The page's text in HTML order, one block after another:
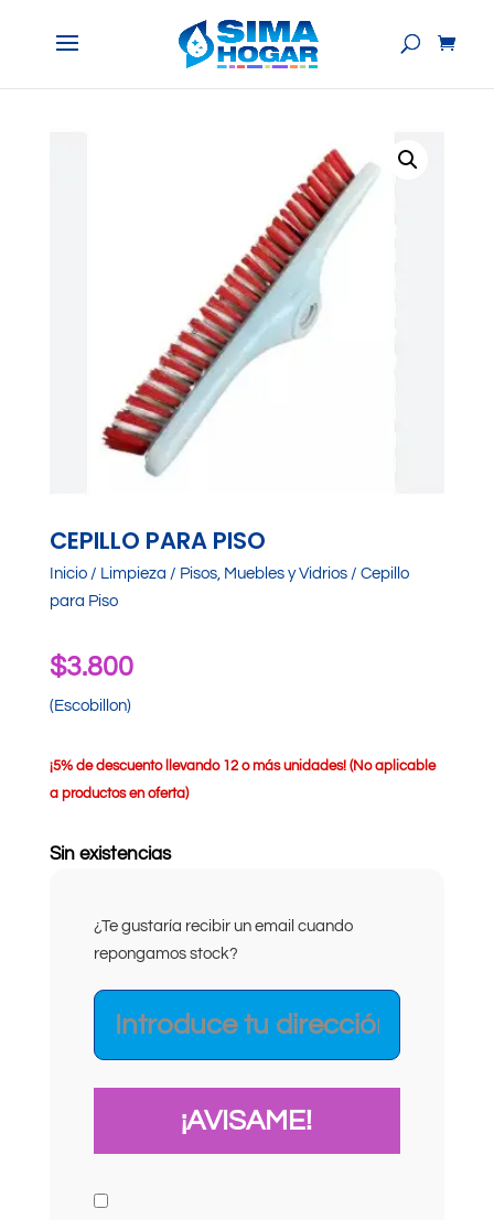
CEPILLO PARA PISO
Inicio/ Limpieza / Pisos, Muebles y Vidrios/ Cepillo
para Piso
$3.800
(Escobillon)
¡5% de descuento llevando 12 o más unidades! (No aplicable
a productos en oferta)
Sin existencias
¿Te gustaría recibir un email cuando
repongamos stock?